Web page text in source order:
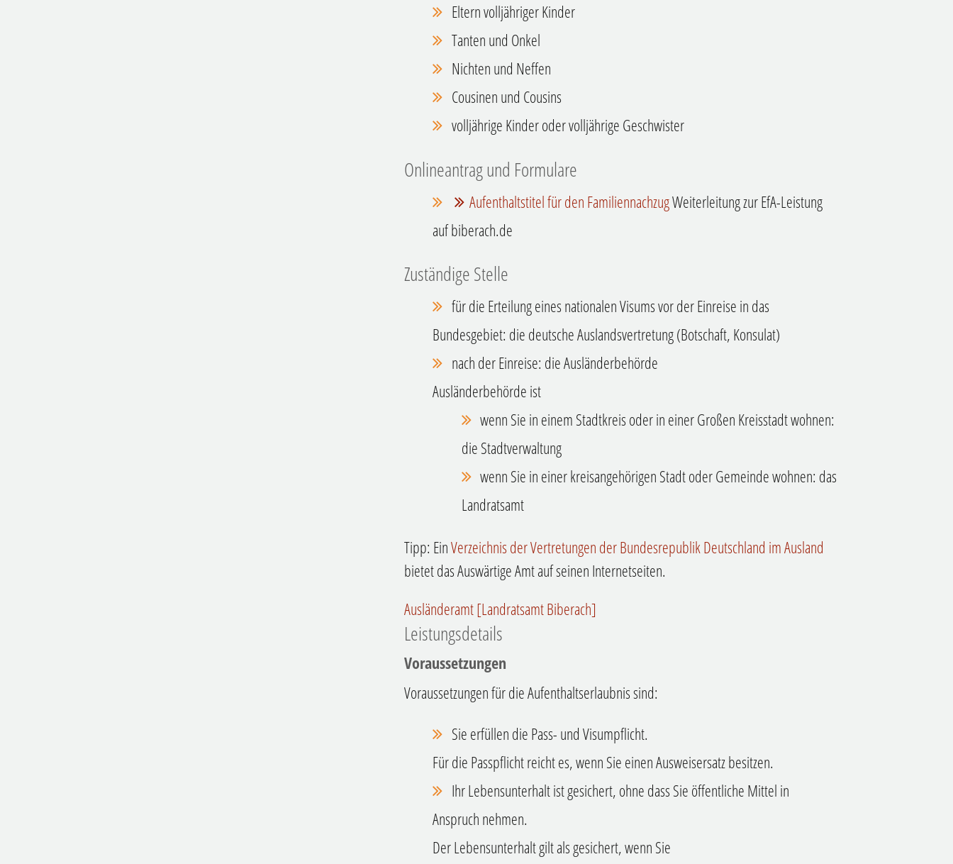
Eltern volljähriger Kinder
Tanten und Onkel
Nichten und Neffen
Cousinen und Cousins
volljährige Kinder oder volljährige Geschwister
Onlineantrag und Formulare
Aufenthaltstitel für den FamiliennachzugWeiterleitung zur EfA-Leistung
auf biberach.de
Zuständige Stelle
für die Erteilung eines nationalen Visums vor der Einreise in das
Bundesgebiet: die deutsche Auslandsvertretung (Botschaft, Konsulat)
nach der Einreise: die Ausländerbehörde
Ausländerbehörde ist
wenn Sie in einem Stadtkreis oder in einer Großen Kreisstadt wohnen:
die Stadtverwaltung
wenn Sie in einer kreisangehörigen Stadt oder Gemeinde wohnen: das
Landratsamt
Tipp: EinVerzeichnis der Vertretungen der Bundesrepublik Deutschland im Ausland
bietet das Auswärtige Amt auf seinen Internetseiten.
Ausländeramt [Landratsamt Biberach]
Leistungsdetails
Voraussetzungen
Voraussetzungen für die Aufenthaltserlaubnis sind:
Sie erfüllen die Pass- und Visumpflicht.
Für die Passpflicht reicht es, wenn Sie einen Ausweisersatz besitzen.
Ihr Lebensunterhalt ist gesichert, ohne dass Sie öffentliche Mittel in
Anspruch nehmen.
Der Lebensunterhalt gilt als gesichert, wenn Sie